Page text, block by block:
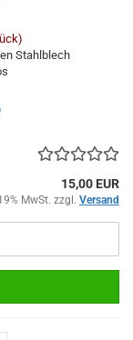
Stahlblech
15,00 EUR
MwSt. zzgl. Versand